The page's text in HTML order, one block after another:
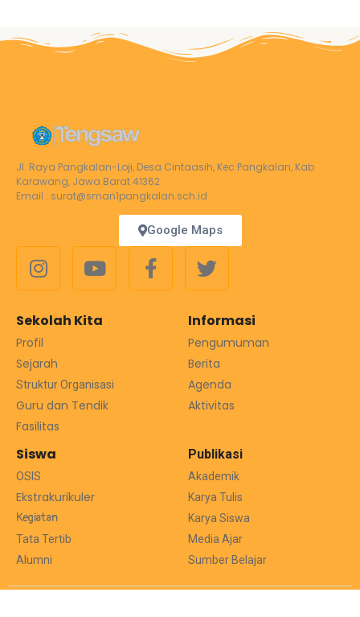
Jl. Raya Pangkalan-Loji, Desa Cintaasih, Kec Pangkalan, Kab
Karawang, Jawa Barat 41362
Email : surat@sman1pangkalan.sch.id
Google Maps
Sekolah Kita
Profil
Sejarah
Struktur Organisasi
Guru dan Tendik
Fasilitas
Informasi
Pengumuman
Berita
Agenda
Aktivitas
Siswa
OSIS
Ekstrakurikuler
Kegiatan
Tata Tertib
Alumni
Publikasi
Akademik
Karya Tulis
Karya Siswa
Media Ajar
Sumber Belajar